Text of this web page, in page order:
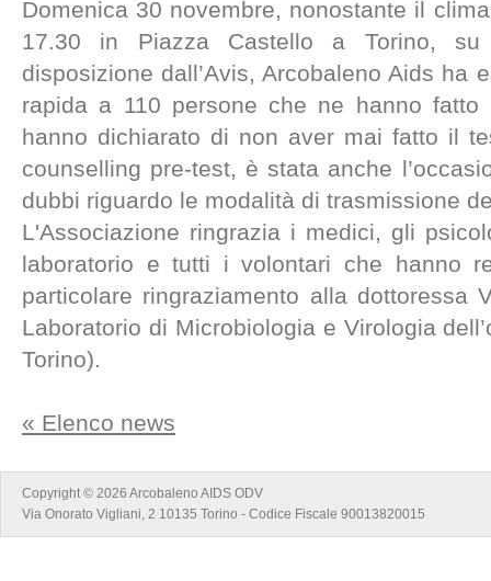
Domenica 30 novembre, nonostante il
17.30 in Piazza Castello a Torino, su
disposizione dall’Avis, Arcobaleno Aids ha
rapida a 110 persone che ne hanno
hanno dichiarato di non aver mai fatto il
counselling pre-test, è stata anche
dubbi riguardo le modalità di trasmissione
L'Associazione ringrazia i medici, gli
laboratorio e tutti i volontari che hanno
particolare ringraziamento alla dottoressa
Laboratorio di Microbiologia e Virologia
Torino).
« Elenco news
Copyright © 2026 Arcobaleno AIDS ODV
Via Onorato Vigliani, 2 10135 Torino - Codice Fiscale 90013820015